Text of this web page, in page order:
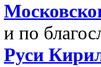
и по
Руси